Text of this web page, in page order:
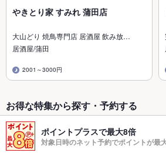
やきとり家 すみれ 蒲田店
大山どり 焼鳥専門店 居酒屋 飲み放…
居酒屋/蒲田
2001～3000円
お得な特集から探す・予約する
ポイントプラスで最大8倍
対象日時のネット予約でポイントが最